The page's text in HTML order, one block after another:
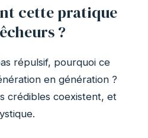
cette pratique
?
répulsif, pourquoi ce
en génération ?
crédibles coexistent, et